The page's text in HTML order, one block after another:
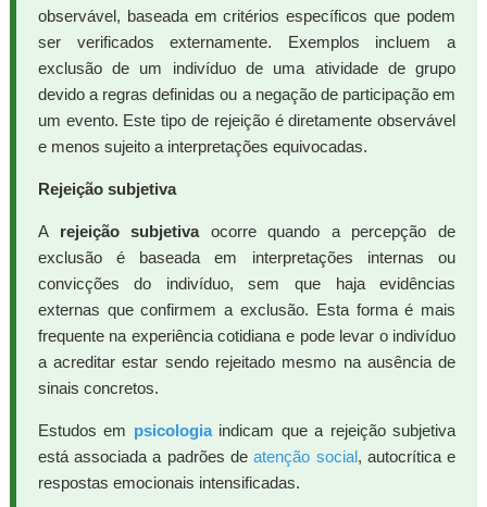
observável, baseada em critérios específicos que podem
ser verificados externamente. Exemplos incluem a
exclusão de um indivíduo de uma atividade de grupo
devido a regras definidas ou a negação de participação em
um evento. Este tipo de rejeição é diretamente observável
e menos sujeito a interpretações equivocadas.
Rejeição subjetiva
A rejeição subjetivaocorre quando a percepção de
exclusão é baseada em interpretações internas ou
convicções do indivíduo, sem que haja evidências
externas que confirmem a exclusão. Esta forma é mais
frequente na experiência cotidiana e pode levar o indivíduo
a acreditar estar sendo rejeitado mesmo na ausência de
sinais concretos.
Estudos em psicologiaindicam que a rejeição subjetiva
está associada a padrões deatenção social, autocrítica e
respostas emocionais intensificadas.